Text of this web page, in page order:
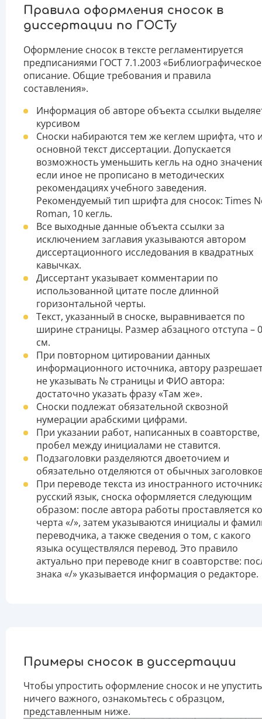
Правила оформления сносок в
диссертации по ГОСТу
Оформление сносок в тексте регламентируется
предписаниями ГОСТ 7.1.2003 «Библиографическое
описание. Общие требования и правила
составления».
Информация об авторе объекта ссылки
курсивом
Сноски набираются тем же кеглем шрифта, что
основной текст диссертации. Допускается
возможность уменьшить кегль на одно
если иное не прописано в методических
рекомендациях учебного заведения.
Рекомендуемый тип шрифта для сносок: Times
Roman, 10 кегль.
Все выходные данные объекта ссылки за
исключением заглавия указываются автором
диссертационного исследования в квадратных
кавычках.
Диссертант указывает комментарии по
использованной цитате после длинной
горизонтальной черты.
Текст, указанный в сноске, выравнивается по
ширине страницы. Размер абзацного отступа –
см.
При повторном цитировании данных
информационного источника, автору
не указывать № страницы и ФИО автора:
достаточно указать фразу «Там же».
Сноски подлежат обязательной сквозной
нумерации арабскими цифрами.
При указании работ, написанных в соавторстве,
пробел между инициалами не ставится.
Подзаголовки разделяются двоеточием и
обязательно отделяются от обычных
При переводе текста из иностранного
русский язык, сноска оформляется следующим
образом: после автора работы проставляется
черта «/», затем указываются инициалы и
переводчика, а также сведения о том, с какого
языка осуществлялся перевод. Это правило
актуально при переводе книг в соавторстве:
знака «/» указывается информация о редакторе.
Примеры сносок в диссертации
Чтобы упростить оформление сносок и не упустить
ничего важного, ознакомьтесь с образцом,
представленным ниже.